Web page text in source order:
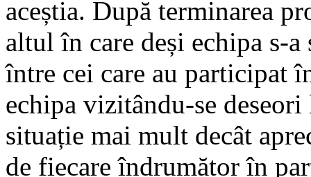
aceștia. După terminarea
altul în care deși echipa s-
între cei care au participat
echipa vizitându-se
situație mai mult decât
de fiecare îndrumător în